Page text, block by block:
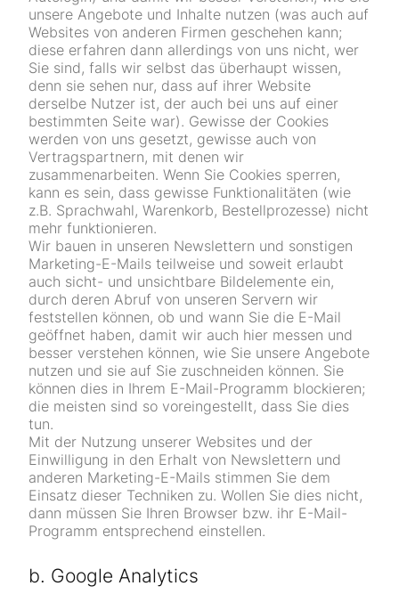
unsere Angebote und Inhalte nutzen (was auch auf
Websites von anderen Firmen geschehen kann;
diese erfahren dann allerdings von uns nicht, wer
Sie sind, falls wir selbst das überhaupt wissen,
denn sie sehen nur, dass auf ihrer Website
derselbe Nutzer ist, der auch bei uns auf einer
bestimmten Seite war). Gewisse der Cookies
werden von uns gesetzt, gewisse auch von
Vertragspartnern, mit denen wir
zusammenarbeiten. Wenn Sie Cookies sperren,
kann es sein, dass gewisse Funktionalitäten (wie
z.B. Sprachwahl, Warenkorb, Bestellprozesse) nicht
mehr funktionieren.
Wir bauen in unseren Newslettern und sonstigen
Marketing-E-Mails teilweise und soweit erlaubt
auch sicht- und unsichtbare Bildelemente ein,
durch deren Abruf von unseren Servern wir
feststellen können, ob und wann Sie die E-Mail
geöffnet haben, damit wir auch hier messen und
besser verstehen können, wie Sie unsere Angebote
nutzen und sie auf Sie zuschneiden können. Sie
können dies in Ihrem E-Mail-Programm blockieren;
die meisten sind so voreingestellt, dass Sie dies
tun.
Mit der Nutzung unserer Websites und der
Einwilligung in den Erhalt von Newslettern und
anderen Marketing-E-Mails stimmen Sie dem
Einsatz dieser Techniken zu. Wollen Sie dies nicht,
dann müssen Sie Ihren Browser bzw. ihr E-Mail-
Programm entsprechend einstellen.
b. Google Analytics